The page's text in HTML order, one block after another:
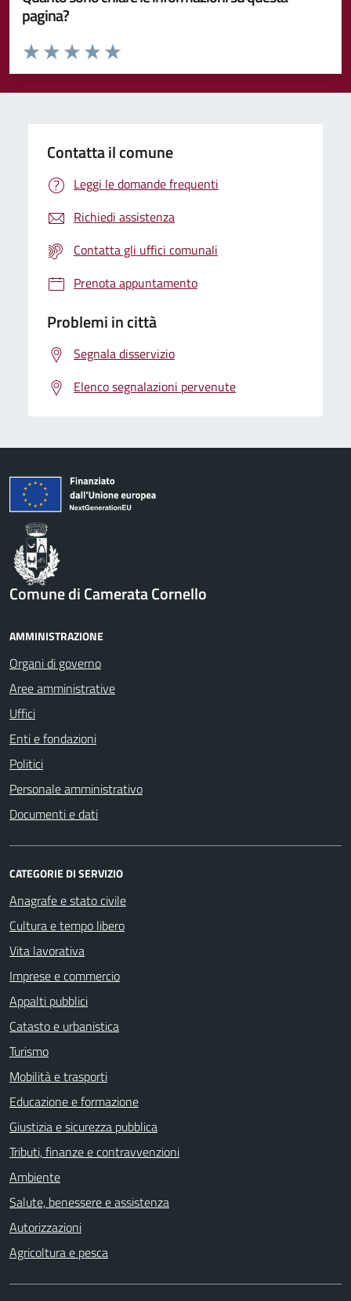
pagina?
Valuta da 1 a 5 stelle la pagina
Valuta 5 stelle su 5
Valuta 4 stelle su 5
Valuta 3 stelle su 5
Valuta 2 stelle su 5
Valuta 1 stelle su 5
Contatta il comune
Leggi le domande frequenti
Richiedi assistenza
Contatta gli uffici comunali
Prenota appuntamento
Problemi in città
Segnala disservizio
Elenco segnalazioni pervenute
Comune di Camerata Cornello
AMMINISTRAZIONE
Organi di governo
Aree amministrative
Uffici
Enti e fondazioni
Politici
Personale amministrativo
Documenti e dati
CATEGORIE DI SERVIZIO
Anagrafe e stato civile
Cultura e tempo libero
Vita lavorativa
Imprese e commercio
Appalti pubblici
Catasto e urbanistica
Turismo
Mobilità e trasporti
Educazione e formazione
Giustizia e sicurezza pubblica
Tributi, finanze e contravvenzioni
Ambiente
Salute, benessere e assistenza
Autorizzazioni
Agricoltura e pesca